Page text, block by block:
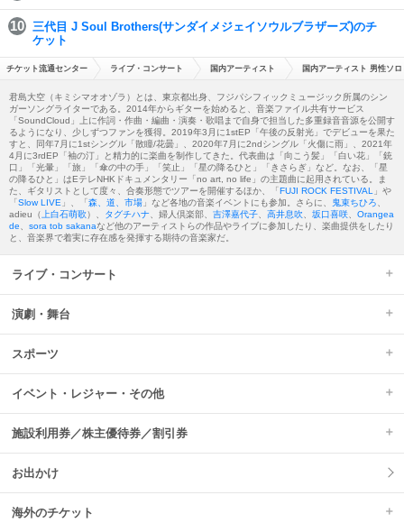
三代目 J Soul Brothers(サンダイメジェイソウルブラザーズ)のチ
ケット
チケット流通センター ライブ・コンサート 国内アーティスト 国内アーティスト 男性ソロ
君島大空（キミシマオオゾラ）とは、東京都出身、フジパシフィックミュージック所属のシン
ガーソングライターである。2014年からギターを始めると、音楽ファイル共有サービス
「SoundCloud」上に作詞・作曲・編曲・演奏・歌唱まで自身で担当した多重録音音源を公開す
るようになり、少しずつファンを獲得。2019年3月に1stEP「午後の反射光」でデビューを果た
すと、同年7月に1stシングル「散瞳/花曇」、2020年7月に2ndシングル「火傷に雨」、2021年
4月に3rdEP「袖の汀」と精力的に楽曲を制作してきた。代表曲は「向こう髪」「白い花」「銃
口」「光暈」「旅」「傘の中の手」「笑止」「星の降るひと」「きさらぎ」など。なお、「星
の降るひと」はEテレNHKドキュメンタリー「no art, no life」の主題曲に起用されている。ま
た、ギタリストとして度々、合奏形態でツアーを開催するほか、「FUJI ROCK FESTIVAL
」や
「Slow LIVE 」、「森、道、市場 」など各地の音楽イベントにも参加。さらに、 鬼束ちひろ
adieu（ 上白石萌歌）、 タグチハナ 、婦人倶楽部、 吉澤嘉代子 高井息吹 坂口喜咲
Orangea
de
sora tob sakanaなど他のアーティストらの作品やライブに参加したり、楽曲提供をしたり
と、音楽界で着実に存在感を発揮する期待の音楽家だ。
ライブ・コンサート
演劇・舞台
スポーツ
イベント・レジャー・その他
施設利用券／株主優待券／割引券
お出かけ
海外のチケット